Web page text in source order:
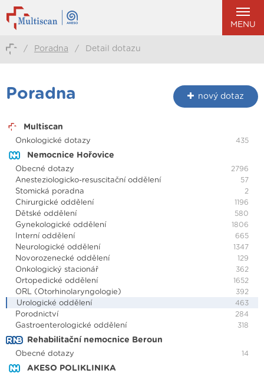
MENU
/ Poradna / Detail dotazu
Poradna nový dotaz
Multiscan
Onkologické dotazy 435
Nemocnice Hořovice
Obecné dotazy 2796
Anesteziologicko-resuscitační oddělení 57
Stomická poradna 2
Chirurgické oddělení 1196
Dětské oddělení 580
Gynekologické oddělení 1806
Interní oddělení 665
Neurologické oddělení 1347
Novorozenecké oddělení 129
Onkologický stacionář 362
Ortopedické oddělení 1652
ORL (Otorhinolaryngologie) 392
Urologické oddělení 463
Porodnictví 284
Gastroenterologické oddělení 318
Rehabilitační nemocnice Beroun
Obecné dotazy 14
AKESO POLIKLINIKA